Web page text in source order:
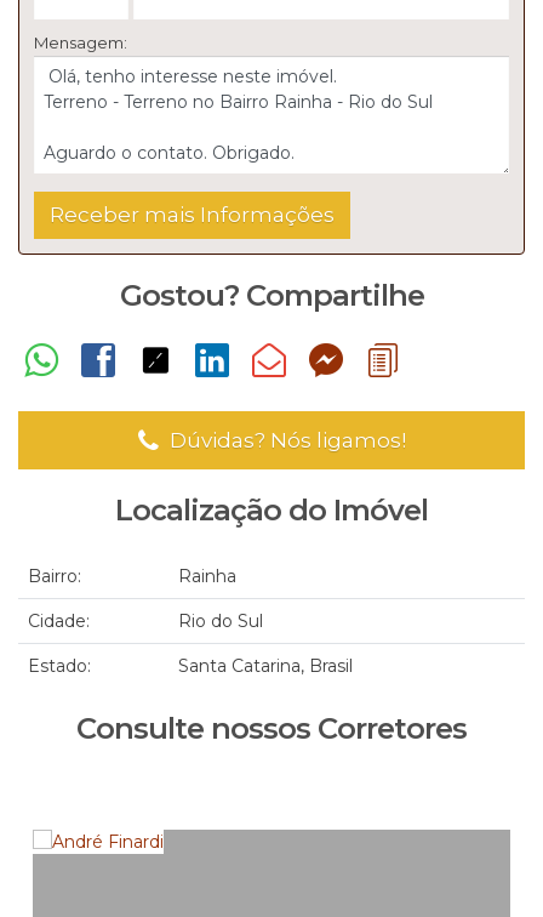
Mensagem:
Gostou? Compartilhe
Dúvidas? Nós ligamos!
Localização do Imóvel
Bairro: Rainha
Cidade: Rio do Sul
Estado: Santa Catarina, Brasil
Consulte nossos Corretores